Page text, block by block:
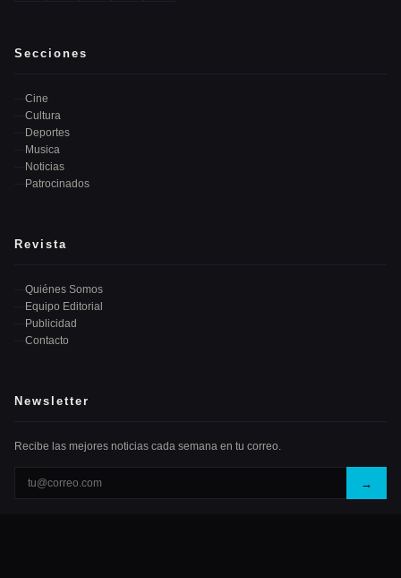
Secciones
Cine
Cultura
Deportes
Musica
Noticias
Patrocinados
Revista
Quiénes Somos
Equipo Editorial
Publicidad
Contacto
Newsletter
Recibe las mejores noticias cada semana en tu correo.
→